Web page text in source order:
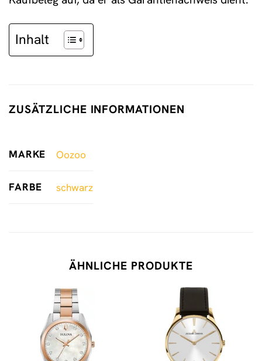
Inhalt
ZUSÄTZLICHE INFORMATIONEN
MARKE Oozoo
FARBE schwarz
ÄHNLICHE PRODUKTE